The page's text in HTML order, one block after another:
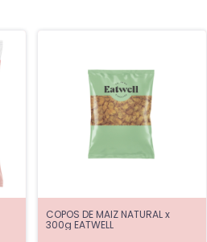
COPOS DE MAIZ NATURAL x
300g EATWELL